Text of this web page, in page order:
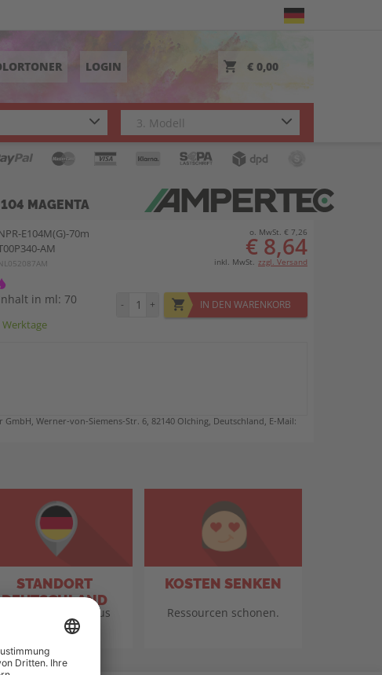
LOGIN € 0,00
MAGENTA
E104M(G)-70m
AM
in ml: 70
Werktage
o. MwSt. € 7,26
€ 8,64
inkl. MwSt. zzgl. Versand
- + IN DEN WARENKORB
GmbH, Werner-von-Siemens-Str. 6, 82140 Olching, Deutschland, E-Mail:
STANDORT
DEUTSCHLAND
steht für Qualität aus
Deutschland.
KOSTEN SENKEN
Ressourcen schonen.